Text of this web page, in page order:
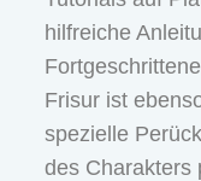
hilfreiche
Frisur ist
spezielle
des Charakters